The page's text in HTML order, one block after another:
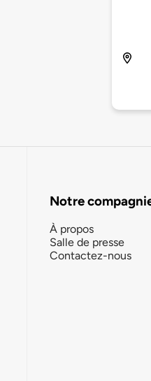
Notre
À propos
Salle de presse
Contactez-nous